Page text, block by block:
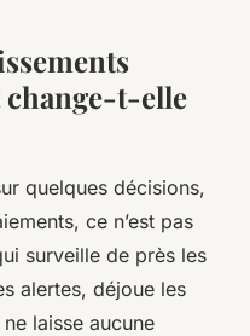
t-elle
quelques décisions,
ce n’est pas
surveille de près les
alertes, déjoue les
laisse aucune